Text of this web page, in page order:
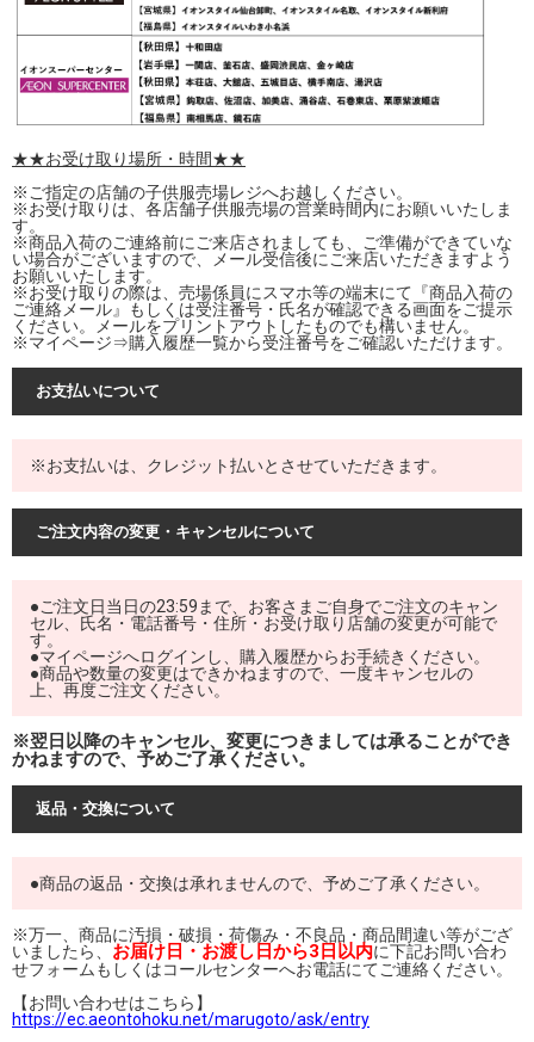
★★お受け取り場所・時間★★
※ご指定の店舗の子供服売場レジへお越しください。
※お受け取りは、各店舗子供服売場の営業時間内にお願いいたしま
す。
※商品入荷のご連絡前にご来店されましても、ご準備ができていな
い場合がございますので、メール受信後にご来店いただきますよう
お願いいたします。
※お受け取りの際は、売場係員にスマホ等の端末にて『商品入荷の
ご連絡メール』もしくは受注番号・氏名が確認できる画面をご提示
ください。メールをプリントアウトしたものでも構いません。
※マイページ⇒購入履歴一覧から受注番号をご確認いただけます。
お支払いについて
※お支払いは、クレジット払いとさせていただきます。
ご注文内容の変更・キャンセルについて
●ご注文日当日の23:59まで、お客さまご自身でご注文のキャン
セル、氏名・電話番号・住所・お受け取り店舗の変更が可能で
す。
●マイページへログインし、購入履歴からお手続きください。
●商品や数量の変更はできかねますので、一度キャンセルの
上、再度ご注文ください。
※翌日以降のキャンセル、変更につきましては承ることができ
かねますので、予めご了承ください。
返品・交換について
●商品の返品・交換は承れませんので、予めご了承ください。
※万一、商品に汚損・破損・荷傷み・不良品・商品間違い等がござ
いましたら、 お届け日・お渡し日から3日以内に下記お問い合わ
せフォームもしくはコールセンターへお電話にてご連絡ください。
【お問い合わせはこちら】
https://ec.aeontohoku.net/marugoto/ask/entry